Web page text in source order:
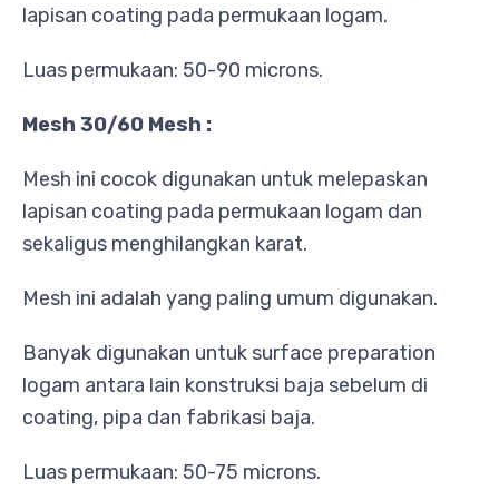
lapisan coating pada permukaan logam.
Luas permukaan: 50-90 microns.
Mesh 30/60 Mesh :
Mesh ini cocok digunakan untuk melepaskan
lapisan coating pada permukaan logam dan
sekaligus menghilangkan karat.
Mesh ini adalah yang paling umum digunakan.
Banyak digunakan untuk surface preparation
logam antara lain konstruksi baja sebelum di
coating, pipa dan fabrikasi baja.
Luas permukaan: 50-75 microns.